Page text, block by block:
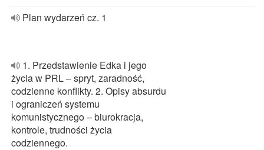
Plan wydarzeń cz. 1
1. Przedstawienie Edka i jego
życia w PRL – spryt, zaradność,
codzienne konflikty. 2. Opisy absurdu
i ograniczeń systemu
komunistycznego – biurokracja,
kontrole, trudności życia
codziennego.